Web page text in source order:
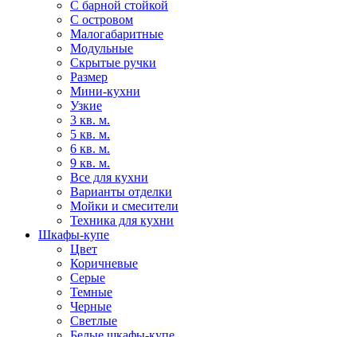
С барной стойкой
С островом
Малогабаритные
Модульные
Скрытые ручки
Размер
Мини-кухни
Узкие
3 кв. м.
5 кв. м.
6 кв. м.
9 кв. м.
Все для кухни
Варианты отделки
Мойки и смесители
Техника для кухни
Шкафы-купе
Цвет
Коричневые
Серые
Темные
Черные
Светлые